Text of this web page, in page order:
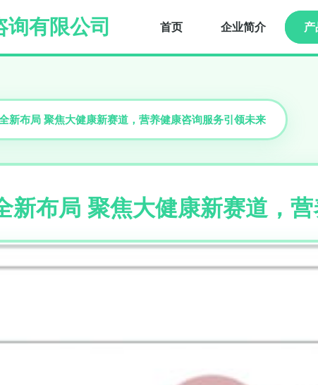
有限公司 首页 企业简介 产
新布局 聚焦大健康新赛道，营养健康咨询服务引领未来
新布局 聚焦大健康新赛道，